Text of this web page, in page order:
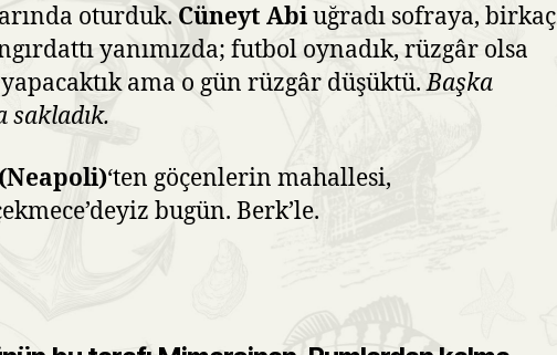
oturduk. Cüneyt Abiuğradı sofraya, birkaç
yanımızda; futbol oynadık, rüzgâr olsa
ama o gün rüzgâr düşüktü.Başka
sakladık.
‘ten göçenlerin mahallesi,
bugün. Berk’le.